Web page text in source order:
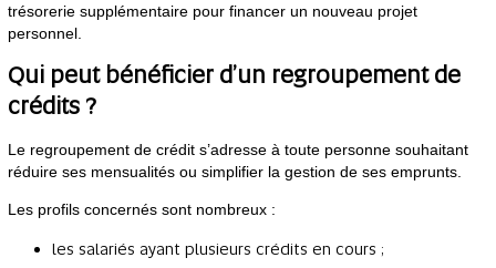
trésorerie supplémentaire pour financer un nouveau projet
personnel.
Qui peut bénéficier d’un regroupement de
crédits ?
Le regroupement de crédit s’adresse à toute personne souhaitant
réduire ses mensualités ou simplifier la gestion de ses emprunts.
Les profils concernés sont nombreux :
les salariés ayant plusieurs crédits en cours ;